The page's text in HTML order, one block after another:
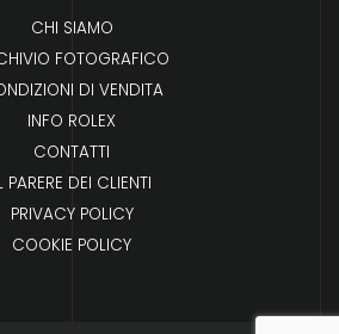
CHI SIAMO
FOTOGRAFICO
DI VENDITA
INFO ROLEX
CONTATTI
PARERE DEI CLIENTI
PRIVACY POLICY
COOKIE POLICY